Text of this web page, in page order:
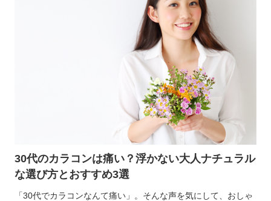
30代のカラコンは痛い？浮かない大人ナチュラル
な選び方とおすすめ3選
「30代でカラコンなんて痛い」。そんな声を気にして、おしゃ